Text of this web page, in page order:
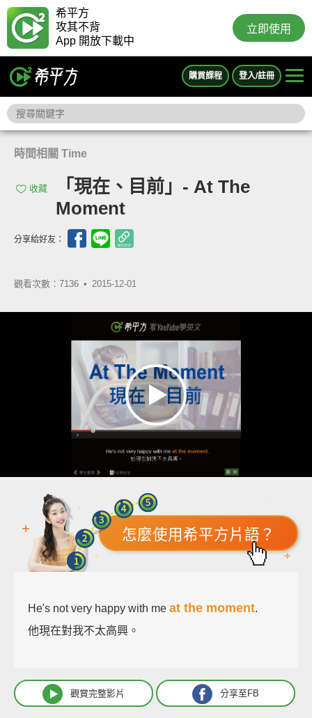
希平方
攻其不背
App 開放下載中
立即使用
購買課程 登入/註冊
時間相關 Time
收藏
「現在、目前」- At The
Moment
分享給好友：
觀看次數：7136 • 2015-12-01
怎麼使用希平方片語？
He's not very happy with me at the moment.
他現在對我不太高興。
觀賞完整影片 分享至FB